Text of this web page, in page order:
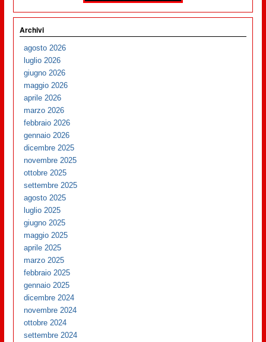
Archivi
agosto 2026
luglio 2026
giugno 2026
maggio 2026
aprile 2026
marzo 2026
febbraio 2026
gennaio 2026
dicembre 2025
novembre 2025
ottobre 2025
settembre 2025
agosto 2025
luglio 2025
giugno 2025
maggio 2025
aprile 2025
marzo 2025
febbraio 2025
gennaio 2025
dicembre 2024
novembre 2024
ottobre 2024
settembre 2024